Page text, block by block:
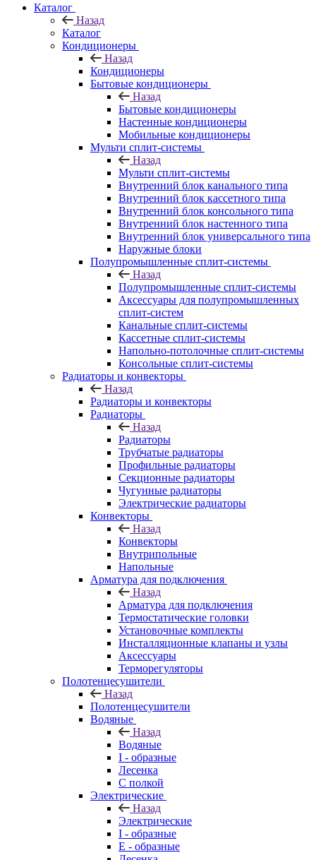
Каталог
Назад
Каталог
Кондиционеры
Назад
Кондиционеры
Бытовые кондиционеры
Назад
Бытовые кондиционеры
Настенные кондиционеры
Мобильные кондиционеры
Мульти сплит-системы
Назад
Мульти сплит-системы
Внутренний блок канального типа
Внутренний блок кассетного типа
Внутренний блок консольного типа
Внутренний блок настенного типа
Внутренний блок универсального типа
Наружные блоки
Полупромышленные сплит-системы
Назад
Полупромышленные сплит-системы
Аксессуары для полупромышленных
сплит-систем
Канальные сплит-системы
Кассетные сплит-системы
Напольно-потолочные сплит-системы
Консольные сплит-системы
Радиаторы и конвекторы
Назад
Радиаторы и конвекторы
Радиаторы
Назад
Радиаторы
Трубчатые радиаторы
Профильные радиаторы
Секционные радиаторы
Чугунные радиаторы
Электрические радиаторы
Конвекторы
Назад
Конвекторы
Внутрипольные
Напольные
Арматура для подключения
Назад
Арматура для подключения
Термостатические головки
Установочные комплекты
Инсталляционные клапаны и узлы
Аксессуары
Терморегуляторы
Полотенцесушители
Назад
Полотенцесушители
Водяные
Назад
Водяные
I - образные
Лесенка
С полкой
Электрические
Назад
Электрические
I - образные
E - образные